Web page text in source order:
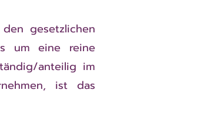
gesetzlichen
um eine reine
anteilig im
ist das